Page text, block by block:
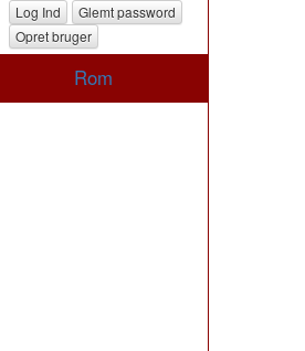
Glemt password
Opret bruger
Rom